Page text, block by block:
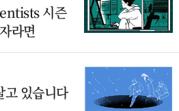
시즌
라면
고 있습니다